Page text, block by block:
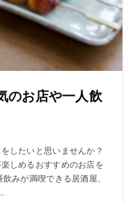
のお店や一人飲
したいと思いませんか？
しめるおすすめのお店を
みが満喫できる居酒屋、